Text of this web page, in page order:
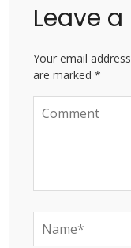
Leave a
Your email
are marked *